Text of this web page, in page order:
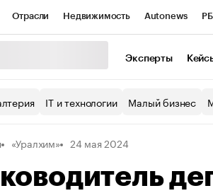
Отрасли Недвижимость Autonews
Эксперты
IT и технологии Малый бизнес
«Уралхим» 24 мая 2024